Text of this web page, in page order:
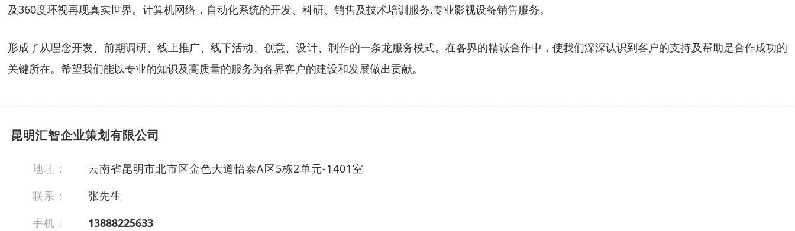
及360度环视再现真实世界。计算机网络，自动化系统的开发、科研、销售及技术培训服务,专业影视设备销售服务。
形成了从理念开发、前期调研、线上推广、线下活动、创意、设计、制作的一条龙服务模式。在各界的精诚合作中，使我们深深认识到客户的支持及帮助是合作成功的
关键所在。希望我们能以专业的知识及高质量的服务为各界客户的建设和发展做出贡献。
昆明汇智企业策划有限公司
地址：
云南省昆明市北市区金色大道怡泰A区5栋2单元-1401室
联系：
张先生
手机：
13888225633